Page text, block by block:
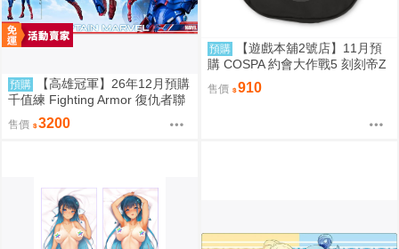
預購
【高雄冠軍】26年12月預購
千值練 Fighting Armor 復仇者聯
盟終局之戰 鋼鐵人 驚奇隊長 免
訂金0910
售價 3200
預購
【遊戲本舖2號店】11月預
購 COSPA 約會大作戰5 刻刻帝Z
aphkiel 報童包 0822
售價 910